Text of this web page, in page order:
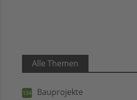
Alle Themen
134 Bauprojekte